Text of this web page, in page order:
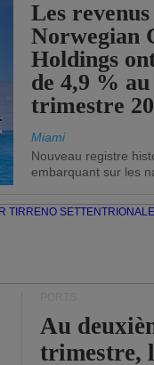
Les
Norwegian
Holdings
de 4,9 %
trimestre
Miami
Nouveau registre
embarquant sur les
Au
trimestre,